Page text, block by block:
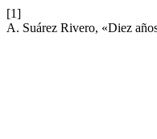
[1]
A. Suárez Rivero, «Diez